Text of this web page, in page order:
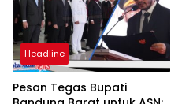
Headline
Pesan Tegas Bupati